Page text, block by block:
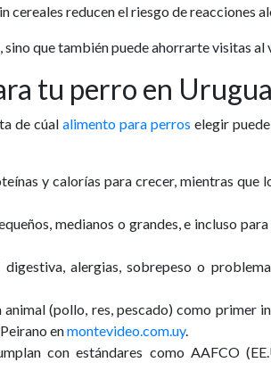
cereales reducen el riesgo de reacciones
que también puede ahorrarte visitas
tu perro en
de cúalalimento para perros elegir
y calorías para crecer, mientras
medianos o grandes, e incluso
alergias, sobrepeso o
animal (pollo, res, pescado) como primer
enmontevideo.com.uy.
con estándares como AAFCO